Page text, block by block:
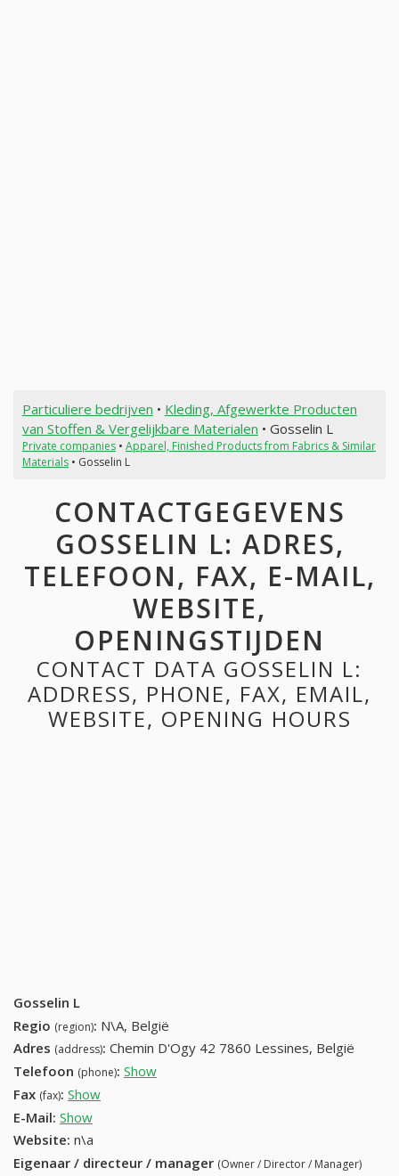
Particuliere bedrijven • Kleding, Afgewerkte Producten
van Stoffen & Vergelijkbare Materialen • Gosselin L
Private companies• Apparel, Finished Products from Fabrics & Similar
Materials• Gosselin L
CONTACTGEGEVENS
GOSSELIN L: ADRES,
TELEFOON, FAX, E-MAIL,
WEBSITE,
OPENINGSTIJDEN
CONTACT DATA GOSSELIN L:
ADDRESS, PHONE, FAX, EMAIL,
WEBSITE, OPENING HOURS
Gosselin L
Regio (region): N\A, België
Adres (address): Chemin D'Ogy 42 7860 Lessines, België
Telefoon (phone): Show
Fax (fax): Show
E-Mail: Show
Website: n\a
Eigenaar / directeur / manager (Owner / Director / Manager)